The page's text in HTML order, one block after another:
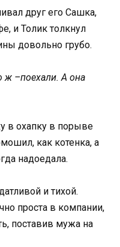
друг его Сашка,
и Толик толкнул
довольно грубо.
ж –поехали. А она
в охапку в порыве
как котенка, а
надоедала.
и тихой.
проста в компании,
поставив мужа на